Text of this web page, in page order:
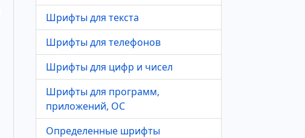
Шрифты для текста
Шрифты для телефонов
Шрифты для цифр и чисел
Шрифты для программ,
приложений, ОС
Определенные шрифты